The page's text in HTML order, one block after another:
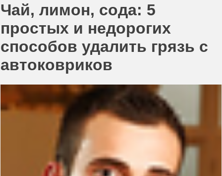
Чай, лимон, сода: 5
простых и недорогих
способов удалить грязь с
автоковриков